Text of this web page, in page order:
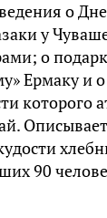
о
у
о
Ермаку и
которого
90